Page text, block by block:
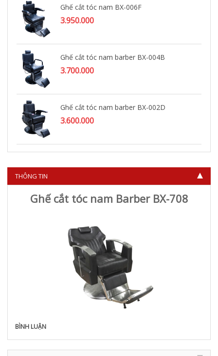
Ghế cắt tóc nam BX-006F
3.950.000
Ghế cắt tóc nam barber BX-004B
3.700.000
Ghế cắt tóc nam barber BX-002D
3.600.000
4.500.000
THÔNG TIN
Ghế cắt tóc nam Barber BX-708
BÌNH LUẬN